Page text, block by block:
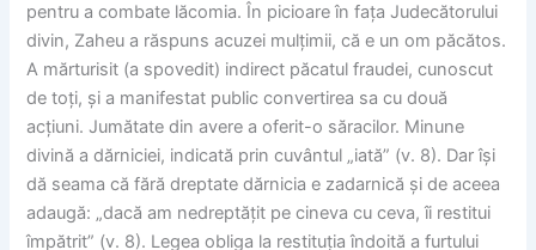
pentru a combate lăcomia. În picioare în fața Judecătorului
divin, Zaheu a răspuns acuzei mulțimii, că e un om păcătos.
A mărturisit (a spovedit) indirect păcatul fraudei, cunoscut
de toți, și a manifestat public convertirea sa cu două
acțiuni. Jumătate din avere a oferit-o săracilor. Minune
divină a dărniciei, indicată prin cuvântul „iată” (v. 8). Dar își
dă seama că fără dreptate dărnicia e zadarnică și de aceea
adaugă: „dacă am nedreptățit pe cineva cu ceva, îi restitui
împătrit” (v. 8). Legea obliga la restituția îndoită a furtului